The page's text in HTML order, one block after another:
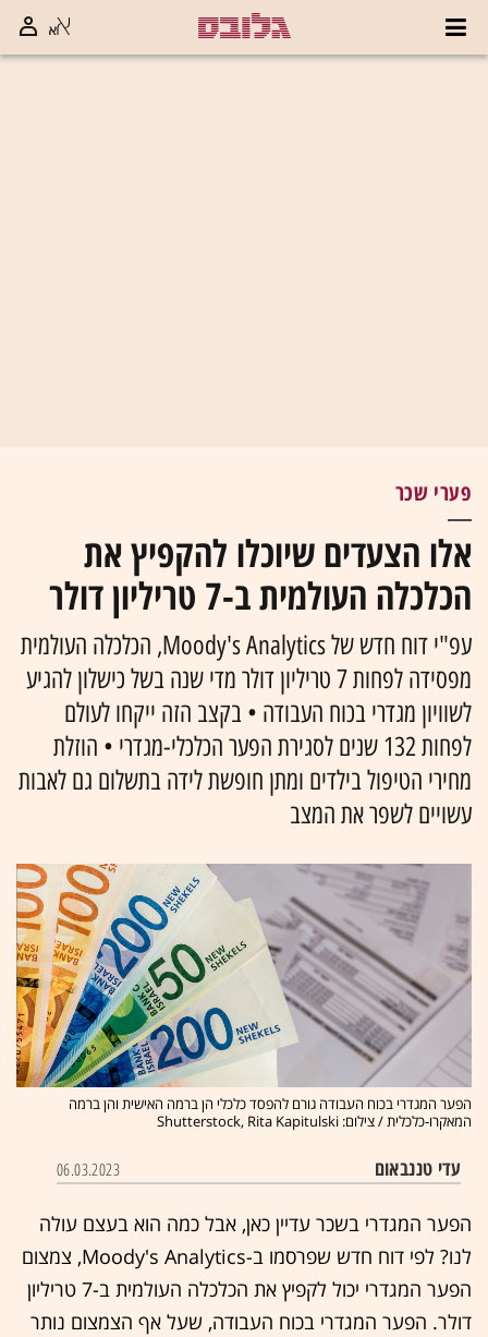
פערי שכר
אלו הצעדים שיוכלו להקפיץ את
הכלכלה העולמית ב-7 טריליון דולר
עפ"י דוח חדש של Moody's Analytics, הכלכלה העולמית
מפסידה לפחות 7 טריליון דולר מדי שנה בשל כישלון להגיע
לשוויון מגדרי בכוח העבודה • בקצב הזה ייקחו לעולם
לפחות 132 שנים לסגירת הפער הכלכלי-מגדרי • הוזלת
מחירי הטיפול בילדים ומתן חופשת לידה בתשלום גם לאבות
עשויים לשפר את המצב
הפער המגדרי בכוח העבודה גורם להפסד כלכלי הן ברמה האישית והן ברמה
המאקרו-כלכלית / צילום: Shutterstock, Rita Kapitulski
עדי טננבאום 06.03.2023
הפער המגדרי בשכר עדיין כאן, אבל כמה הוא בעצם עולה
לנו? לפי דוח חדש שפרסמו ב-Moody's Analytics, צמצום
הפער המגדרי יכול לקפיץ את הכלכל
ה העולמית ב-7 טריליון
דולר. הפער המגדרי בכוח העבודה, שעל אף הצמצום נותר